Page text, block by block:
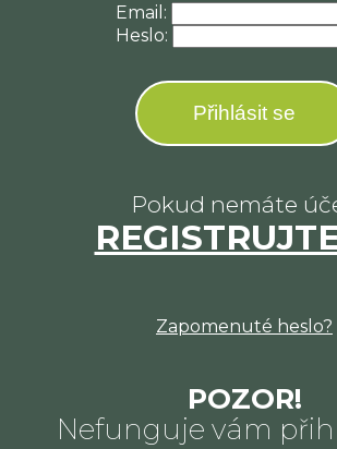
Email:
Heslo:
Přihlásit se
Pokud nemáte
Zapomenuté heslo?
POZOR!
Nefunguje vám